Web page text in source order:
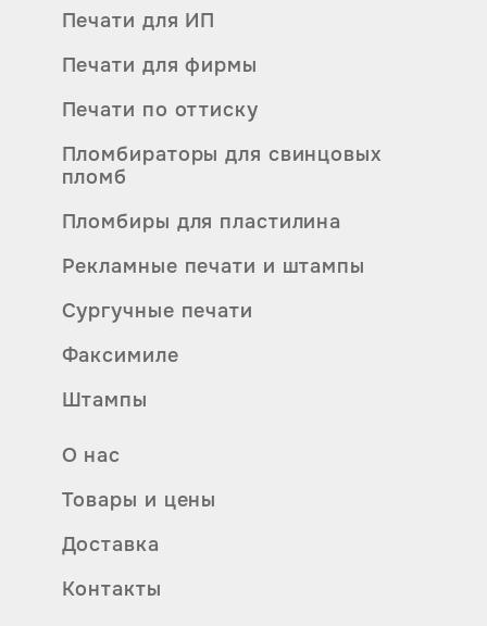
Печати для ИП
Печати для фирмы
Печати по оттиску
Пломбираторы для свинцовых
пломб
Пломбиры для пластилина
Рекламные печати и штампы
Сургучные печати
Факсимиле
Штампы
О нас
Товары и цены
Доставка
Контакты